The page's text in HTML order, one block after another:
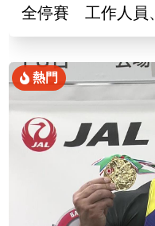
全停賽 工作人員
熱門